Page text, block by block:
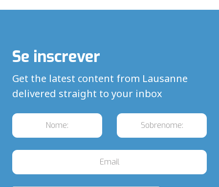
Se inscrever
Get the latest content from Lausanne
delivered straight to your inbox